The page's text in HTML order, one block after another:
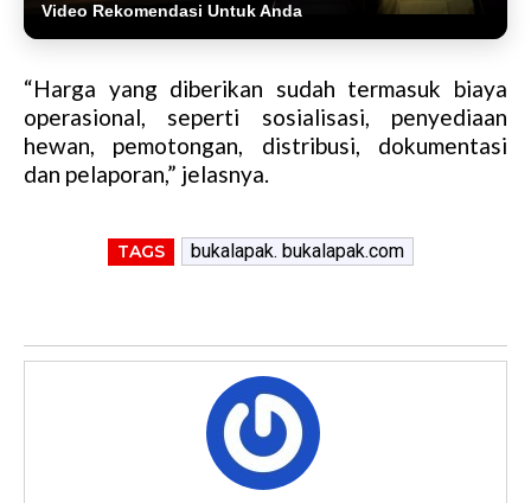
Video Rekomendasi Untuk Anda
“Harga yang diberikan sudah termasuk biaya
operasional, seperti sosialisasi, penyediaan
hewan, pemotongan, distribusi, dokumentasi
dan pelaporan,” jelasnya.
TAGS bukalapak. bukalapak.com